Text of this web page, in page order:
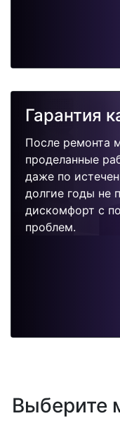
Гарантия
После ремонта
проделанные
даже по
долгие годы не
дискомфорт с
проблем.
Выберите